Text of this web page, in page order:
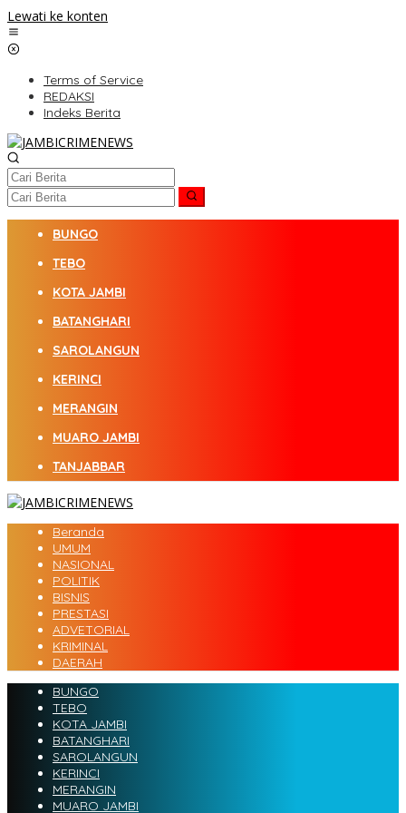
Lewati ke konten
Terms of Service
REDAKSI
Indeks Berita
BUNGO
TEBO
KOTA JAMBI
BATANGHARI
SAROLANGUN
KERINCI
MERANGIN
MUARO JAMBI
TANJABBAR
Beranda
UMUM
NASIONAL
POLITIK
BISNIS
PRESTASI
ADVETORIAL
KRIMINAL
DAERAH
BUNGO
TEBO
KOTA JAMBI
BATANGHARI
SAROLANGUN
KERINCI
MERANGIN
MUARO JAMBI